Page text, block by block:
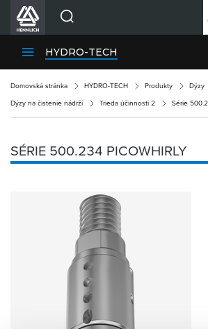
Divízie HENNLICH
Kariéra
O firme
Kontakty
Prihlásenie
Nákupný zoznam
Zone
HYDRO-TECH
Domovská stránka HYDRO-TECH Produkty Dýzy
Dýzy na čistenie nádrží Trieda účinnosti 2 Série
SÉRIE 500.234 PICOWHIRLY